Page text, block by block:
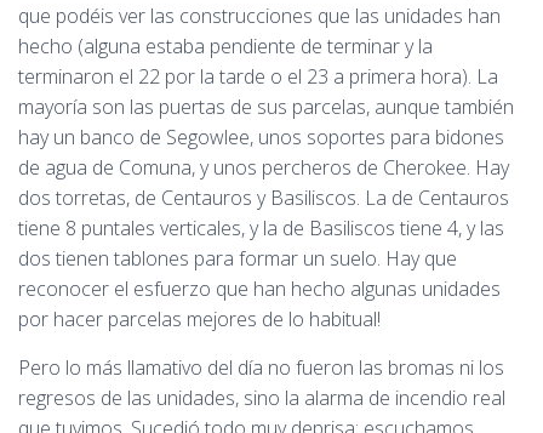
que podéis ver las construcciones que las unidades han
hecho (alguna estaba pendiente de terminar y la
terminaron el 22 por la tarde o el 23 a primera hora). La
mayoría son las puertas de sus parcelas, aunque también
hay un banco de Segowlee, unos soportes para bidones
de agua de Comuna, y unos percheros de Cherokee. Hay
dos torretas, de Centauros y Basiliscos. La de Centauros
tiene 8 puntales verticales, y la de Basiliscos tiene 4, y las
dos tienen tablones para formar un suelo. Hay que
reconocer el esfuerzo que han hecho algunas unidades
por hacer parcelas mejores de lo habitual!
Pero lo más llamativo del día no fueron las bromas ni los
regresos de las unidades, sino la alarma de incendio real